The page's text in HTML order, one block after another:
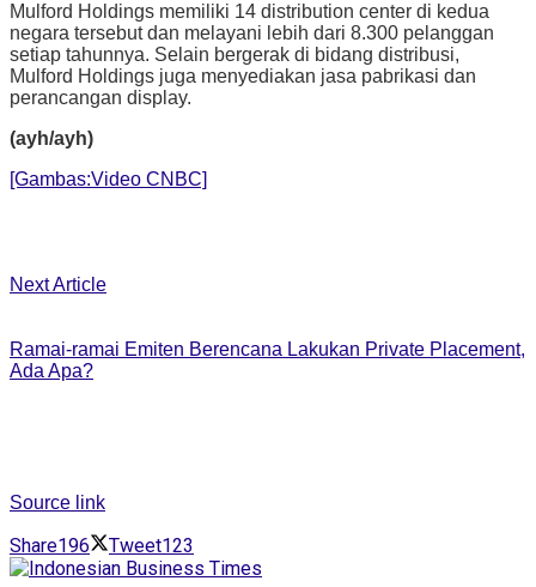
Mulford Holdings memiliki 14 distribution center di kedua
negara tersebut dan melayani lebih dari 8.300 pelanggan
setiap tahunnya. Selain bergerak di bidang distribusi,
Mulford Holdings juga menyediakan jasa pabrikasi dan
perancangan display.
(ayh/ayh)
[Gambas:Video CNBC]
Next Article
Ramai-ramai Emiten Berencana Lakukan Private Placement,
Ada Apa?
Source link
Share196 Tweet123